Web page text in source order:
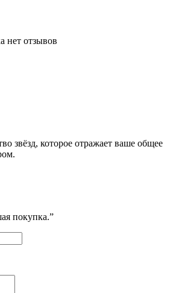
нет отзывов
звёзд, которое отражает ваше общее
покупка.”